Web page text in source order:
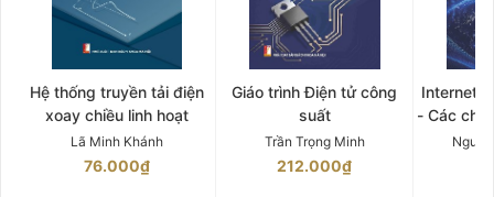
Hệ thống truyền tải điện
xoay chiều linh hoạt
Lã Minh Khánh
76.000₫
Giáo trình Điện tử công
suất
Trần Trọng Minh
212.000₫
Internet
- Các